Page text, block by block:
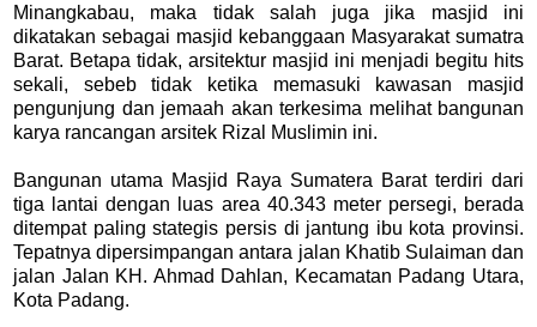
Minangkabau, maka tidak salah juga jika masjid ini
dikatakan sebagai masjid kebanggaan Masyarakat sumatra
Barat. Betapa tidak, arsitektur masjid ini menjadi begitu hits
sekali, sebeb tidak ketika memasuki kawasan masjid
pengunjung dan jemaah akan terkesima melihat bangunan
karya rancangan arsitek Rizal Muslimin ini.
Bangunan utama Masjid Raya Sumatera Barat terdiri dari
tiga lantai dengan luas area 40.343 meter persegi, berada
ditempat paling stategis persis di jantung ibu kota provinsi.
Tepatnya dipersimpangan antara jalan Khatib Sulaiman dan
jalan Jalan KH. Ahmad Dahlan, Kecamatan Padang Utara,
Kota Padang.